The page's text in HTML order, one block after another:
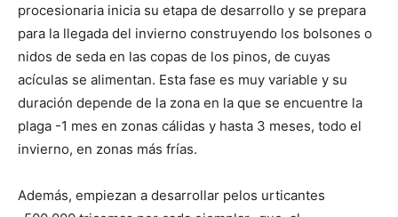
procesionaria inicia su etapa de desarrollo y se prepara
para la llegada del invierno construyendo los bolsones o
nidos de seda en las copas de los pinos, de cuyas
acículas se alimentan. Esta fase es muy variable y su
duración depende de la zona en la que se encuentre la
plaga -1 mes en zonas cálidas y hasta 3 meses, todo el
invierno, en zonas más frías.
Además, empiezan a desarrollar pelos urticantes